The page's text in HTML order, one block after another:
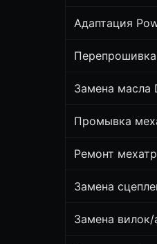
Адаптация
Замена масла
Промывка
Ремонт
Замена
Замена вилок/